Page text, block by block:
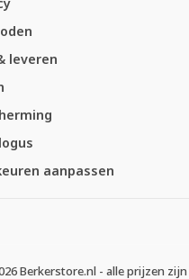
leveren
aanpassen
Berkerstore.nl - alle prijzen zijn